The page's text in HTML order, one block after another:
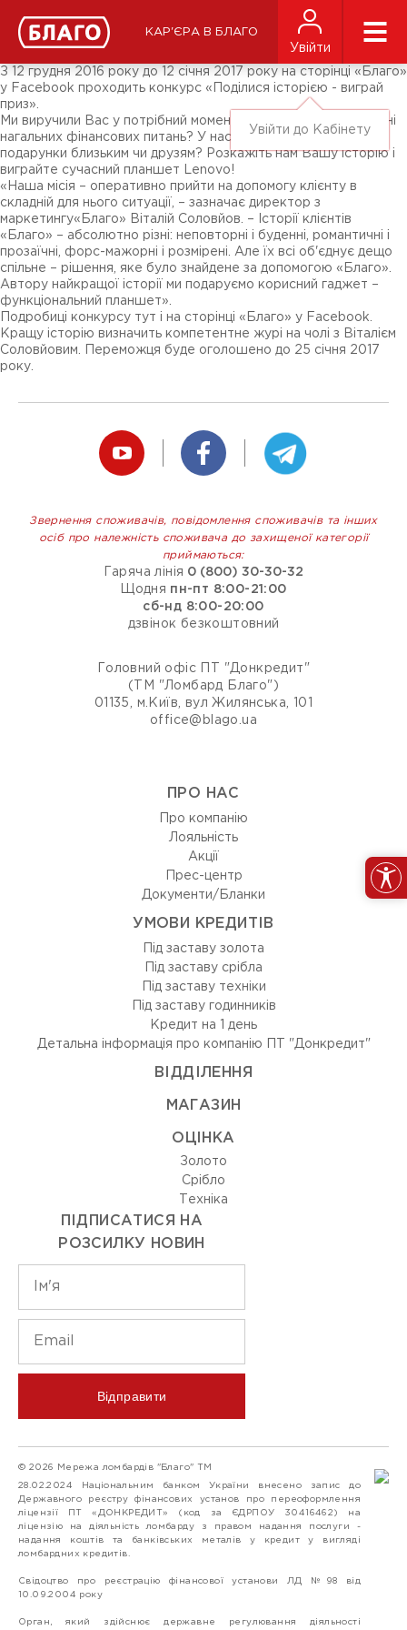
КАР'ЄРА В БЛАГО
Увійти
Увійти до Кабінету
СМИ о нас
Подписчикам соц-сетей
Ярмарки
З 12 грудня 2016 року до 12 січня 2017 року на сторінці «Благо»
у Facebook проходить конкурс «Поділися історією - виграй
приз».
Ми виручили Вас у потрібний момент? Допомогли у вирішенні
нагальних фінансових питань? У нас Ви обрали вдалі
подарунки близьким чи друзям? Розкажіть нам Вашу історію і
виграйте сучасний планшет Lenovo!
«Наша місія – оперативно прийти на допомогу клієнту в
складній для нього ситуації, – зазначає директор з
маркетингу«Благо» Віталій Соловйов. – Історії клієнтів
«Благо» – абсолютно різні: неповторні і буденні, романтичні і
прозаїчні, форс-мажорні і розмірені. Але їх всі об'єднує дещо
спільне – рішення, яке було знайдене за допомогою «Благо».
Автору найкращої історії ми подаруємо корисний гаджет –
функціональний планшет».
Подробиці конкурсу тут і на сторінці «Благо» у Facebook.
Кращу історію визначить компетентне журі на чолі з Віталієм
Соловйовим. Переможця буде оголошено до 25 січня 2017
року.
Звернення споживачів, повідомлення споживачів та інших
осіб про належність споживача до захищеної категорії
приймаються:
Гаряча лінія 0 (800) 30-30-32
Щодня пн-пт 8:00-21:00
сб-нд 8:00-20:00
дзвінок безкоштовний
Головний офіс ПТ "Донкредит"
(ТМ "Ломбард Благо")
01135, м.Київ, вул Жилянська, 101
office@blago.ua
ПРО НАС
Про компанію
Лояльність
Акції
Прес-центр
Документи/Бланки
УМОВИ КРЕДИТІВ
Під заставу золота
Під заставу срібла
Під заставу техніки
Під заставу годинників
Кредит на 1 день
Детальна інформація про компанію ПТ "Донкредит"
ВIДДIЛЕННЯ
МАГАЗИН
ОЦIНКА
Золото
Срiбло
Технiка
ПІДПИСАТИСЯ НА
РОЗСИЛКУ НОВИН
Відправити
© 2026 Мережа ломбардів "Благо" ТМ
28.02.2024 Національним банком України внесено запис до
Державного реєстру фінансових установ про переоформлення
ліцензії ПТ «ДОНКРЕДИТ» (код за ЄДРПОУ 30416462) на
ліцензію на діяльність ломбарду з правом надання послуги -
надання коштів та банківських металів у кредит у вигляді
ломбардних кредитів.
Свідоцтво про реєстрацію фінансової установи ЛД №98 від
10.09.2004 року
Орган, який здійснює державне регулювання діяльності